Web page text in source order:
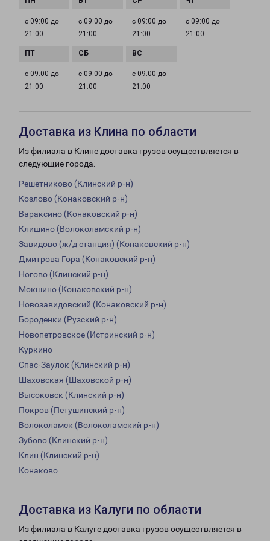
с 09:00 до
21:00
с 09:00 до
21:00
с 09:00 до
21:00
с 09:00 до
21:00
с 09:00 до
21:00
с 09:00 до
21:00
с 09:00 до
21:00
Доставка из Клина по области
Из филиала в Клине доставка грузов осуществляется в
следующие города:
Решетниково (Клинский р-н)
Козлово (Конаковский р-н)
Вараксино (Конаковский р-н)
Клишино (Волоколамский р-н)
Завидово (ж/д станция) (Конаковский р-н)
Дмитрова Гора (Конаковский р-н)
Ногово (Клинский р-н)
Мокшино (Конаковский р-н)
Новозавидовский (Конаковский р-н)
Бороденки (Рузский р-н)
Новопетровское (Истринский р-н)
Куркино
Спас-Заулок (Клинский р-н)
Шаховская (Шаховской р-н)
Высоковск (Клинский р-н)
Покров (Петушинский р-н)
Волоколамск (Волоколамский р-н)
Зубово (Клинский р-н)
Клин (Клинский р-н)
Конаково
Доставка из Калуги по области
Из филиала в Калуге доставка грузов осуществляется в